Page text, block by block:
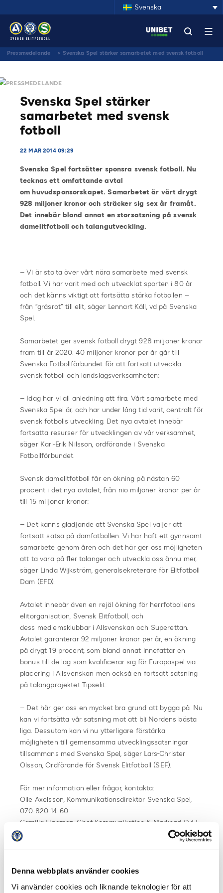
Denna webbplats använder cookies
Vi använder cookies och liknande teknologier för att
Svenska
Pressmedelande > Svenska Spel stärker samarbetet med svensk fotboll
PRESSMEDELANDE
Svenska Spel stärker
samarbetet med svensk
fotboll
22 MAR 2014 09:29
Svenska Spel fortsätter sponsra svensk fotboll. Nu
tecknas ett omfattande avtal
omhuvudsponsorskapet. Samarbetet är värt drygt
928 miljoner kronor och sträcker sig sex år framåt.
Det innebär bland annat en storsatsning på svensk
damelitfotboll och talangutveckling.
– Vi är stolta över vårt nära samarbete med svensk
fotboll. Vi har varit med och utvecklat sporten i 80 år
och det känns viktigt att fortsätta stärka fotbollen –
från ”gräsrot” till elit, säger Lennart Käll, vd på Svenska
Spel.
Samarbetet ger svensk fotboll drygt 928 miljoner kronor
fram till år 2020. 40 miljoner kronor per år går till
Svenska Fotbollförbundet för att fortsatt utveckla
svensk fotboll och landslagsverksamheten:
– Idag har vi all anledning att fira. Vårt samarbete med
Svenska Spel är, och har under lång tid varit, centralt för
svensk fotbolls utveckling. Det nya avtalet innebär
fortsatta resurser för utvecklingen av vår verksamhet,
säger Karl-Erik Nilsson, ordförande i Svenska
Fotbollförbundet.
Svensk damelitfotboll får en ökning på nästan 60
procent i det nya avtalet, från nio miljoner kronor per år
till 15 miljoner kronor:
– Det känns glädjande att Svenska Spel väljer att
fortsatt satsa på damfotbollen. Vi har haft ett gynnsamt
samarbete genom åren och det här ger oss möjligheten
att ta vara på fler talanger och utveckla oss ännu mer,
säger Linda Wijkström, generalsekreterare för Elitfotboll
Dam (EFD).
Avtalet innebär även en rejäl ökning för herrfotbollens
elitorganisation, Svensk Elitfotboll, och
dess medlemsklubbar i Allsvenskan och Superettan.
Avtalet garanterar 92 miljoner kronor per år, en ökning
på drygt 19 procent, som bland annat innefattar en
bonus till de lag som kvalificerar sig för Europaspel via
placering i Allsvenskan men också en fortsatt satsning
på talangprojektet Tipselit:
– Det här ger oss en mycket bra grund att bygga på. Nu
kan vi fortsätta vår satsning mot att bli Nordens bästa
liga. Dessutom kan vi nu ytterligare förstärka
möjligheten till gemensamma utvecklingssatsningar
tillsammans med Svenska Spel, säger Lars-Christer
Olsson, Ordförande för Svensk Elitfotboll (SEF).
För mer information eller frågor, kontakta:
Olle Axelsson, Kommunikationsdirektör Svenska Spel,
070-820 14 60
Camilla Hagman, Chef Kommunikation & Marknad SvFF,
070-666 62 25
Mats Enquist, Generalsekreterare Svensk Elitfotboll,
Lars-Christer Olsson, ordförande Svensk Elitfotboll, 076-